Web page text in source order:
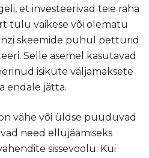
et investeerivad teie raha
tulu väikese või olematu
skeemide puhul petturid
Selle asemel kasutavad
isikute väljamaksete
endale jätta.
vähe või üldse puuduvad
need ellujäämiseks
sissevoolu. Kui